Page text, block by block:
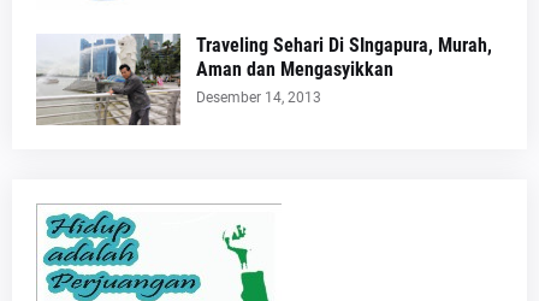
Traveling Sehari Di SIngapura, Murah,
Aman dan Mengasyikkan
Desember 14, 2013